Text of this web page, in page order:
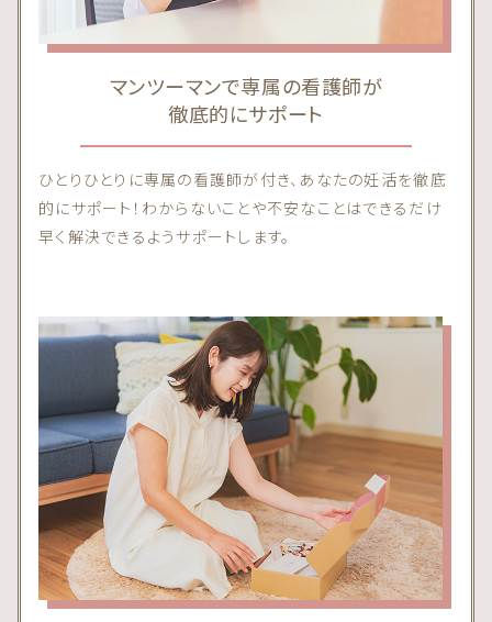
マンツーマンで専属の看護師が
徹底的にサポート
ひとりひとりに専属の看護師が付き、あなたの妊活を徹底
的にサポート！わからないことや不安なことはできるだけ
早く解決できるようサポートします。